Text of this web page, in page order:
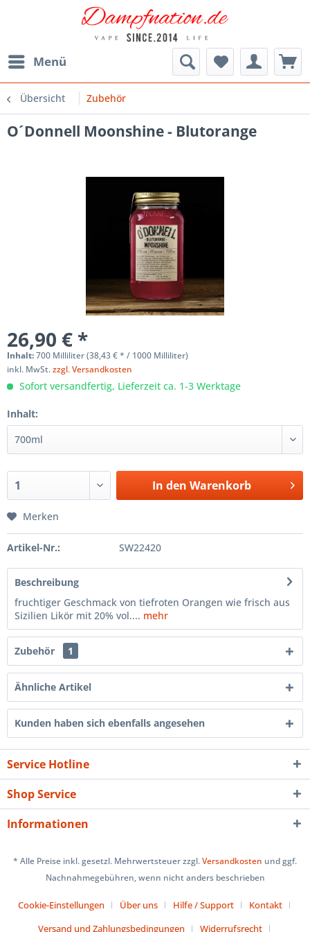
Menü
Übersicht Zubehör
O´Donnell Moonshine - Blutorange
26,90 € *
Inhalt:700 Milliliter (38,43 € * / 1000 Milliliter)
inkl. MwSt.zzgl. Versandkosten
Sofort versandfertig, Lieferzeit ca. 1-3 Werktage
Inhalt:
In den Warenkorb
Merken
Artikel-Nr.: SW22420
Beschreibung
fruchtiger Geschmack von tiefroten Orangen wie frisch aus
Sizilien Likör mit 20% vol.... mehr
Zubehör 1
Ähnliche Artikel
Kunden haben sich ebenfalls angesehen
Service Hotline
Shop Service
Informationen
* Alle Preise inkl. gesetzl. Mehrwertsteuer zzgl.Versandkosten und ggf.
Nachnahmegebühren, wenn nicht anders beschrieben
Cookie-Einstellungen Über uns Hilfe / Support
Kontakt
Versand und Zahlungsbedingungen
Widerrufsrecht